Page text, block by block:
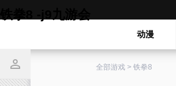
动漫
全部游戏 > 铁拳8